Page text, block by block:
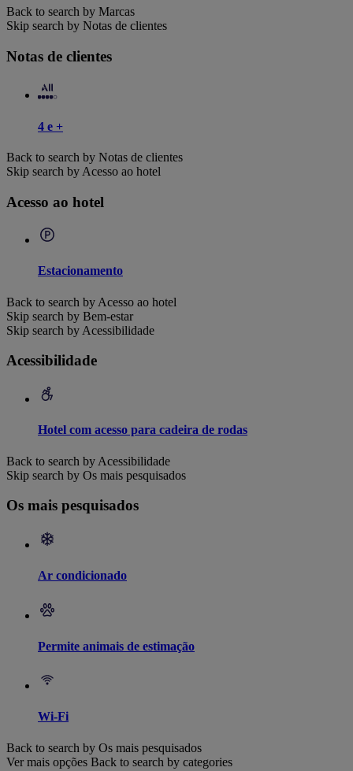
Back to search by Marcas
Skip search by Notas de clientes
Notas de clientes
4 e +
Back to search by Notas de clientes
Skip search by Acesso ao hotel
Acesso ao hotel
Estacionamento
Back to search by Acesso ao hotel
Skip search by Bem-estar
Skip search by Acessibilidade
Acessibilidade
Hotel com acesso para cadeira de rodas
Back to search by Acessibilidade
Skip search by Os mais pesquisados
Os mais pesquisados
Ar condicionado
Permite animais de estimação
Wi-Fi
Back to search by Os mais pesquisados
Ver mais opções Back to search by categories